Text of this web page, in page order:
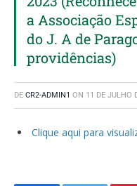
a Associação
do J. A de
providências)
DE CR2-ADMIN1 ON 11 DE JULHO
Clique aqui para